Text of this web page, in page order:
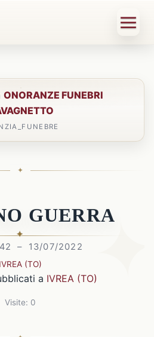
ONORANZE FUNEBRI
GUERRA
– 13/07/2022
IVREA (TO)
a IVREA (TO)
Visite: 0